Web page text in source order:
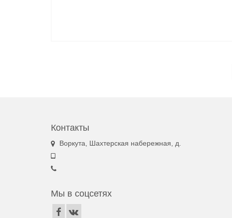
Контакты
Воркута, Шахтерская набережная, д.
Мы в соцсетях